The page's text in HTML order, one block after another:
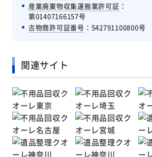
産業廃棄物収集運搬業許可証 ：
第01407166157号
古物商許可証番号 ：542791100800号
関連サイト